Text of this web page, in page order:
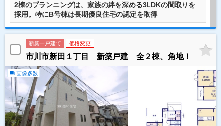
2棟のプランニングは、家族の絆を深める3LDKの間取りを
採用。特にB号棟は長期優良住宅の認定を取得
新築一戸建て 価格変更
市川市新田１丁目 新築戸建 全２棟、角地！
画像多数